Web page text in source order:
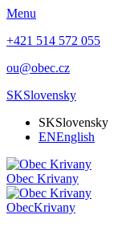
Menu
+421 514 572 055
ou@obec.cz
SKSlovensky
SKSlovensky
ENEnglish
Obec Krivany
ObecKrivany